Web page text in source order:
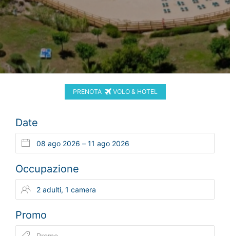
PRENOTA VOLO & HOTEL
Date
Occupazione
Promo